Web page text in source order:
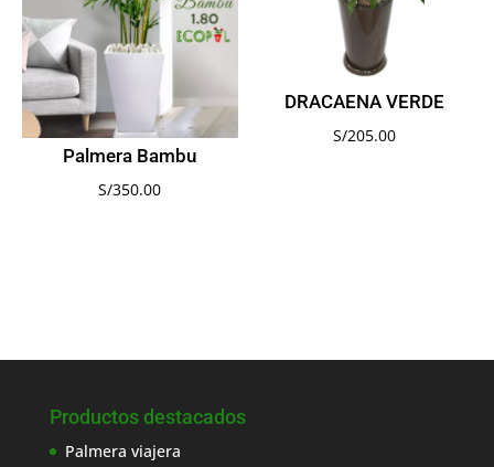
Palmera Bambu
S/350.00
DRACAENA VERDE
S/205.00
Productos destacados
Palmera viajera